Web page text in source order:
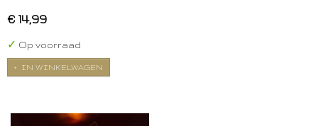
€ 14,99
✓ Op voorraad
IN WINKELWAGEN